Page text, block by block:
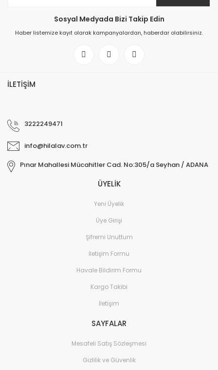
Sosyal Medyada Bizi Takip Edin
Haber listemize kayıt olarak kampanyalardan, haberdar olabilirsiniz.
İLETİŞİM
3222249471
info@hilalav.com.tr
Pınar Mahallesi Mücahitler Cad. No:305/a Seyhan / ADANA
ÜYELİK
Yeni Üyelik
Üye Girişi
Şifremi Unuttum
İletişim Formu
Havale Bildirim Formu
Kargo Takibi
İletişim
SAYFALAR
Mesafeli Satış Sözleşmesi
Gizlilik ve Güvenlik